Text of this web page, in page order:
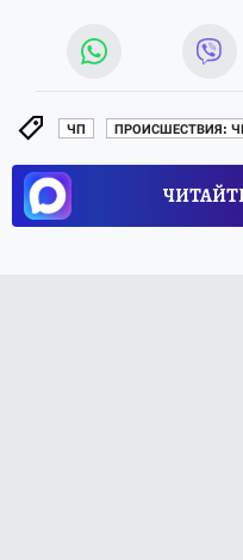
ЧП ПРОИСШЕСТВИЯ: